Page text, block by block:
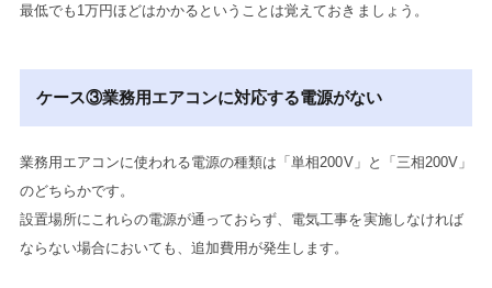
最低でも1万円ほどはかかるということは覚えておきましょう。
ケース③業務用エアコンに対応する電源がない
業務用エアコンに使われる電源の種類は「単相200V」と「三相200V」
のどちらかです。
設置場所にこれらの電源が通っておらず、電気工事を実施しなければ
ならない場合においても、追加費用が発生します。